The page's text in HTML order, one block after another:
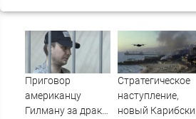
Приговор
американцу
Гилману за драки
Стратегическое
наступление,
новый Карибский